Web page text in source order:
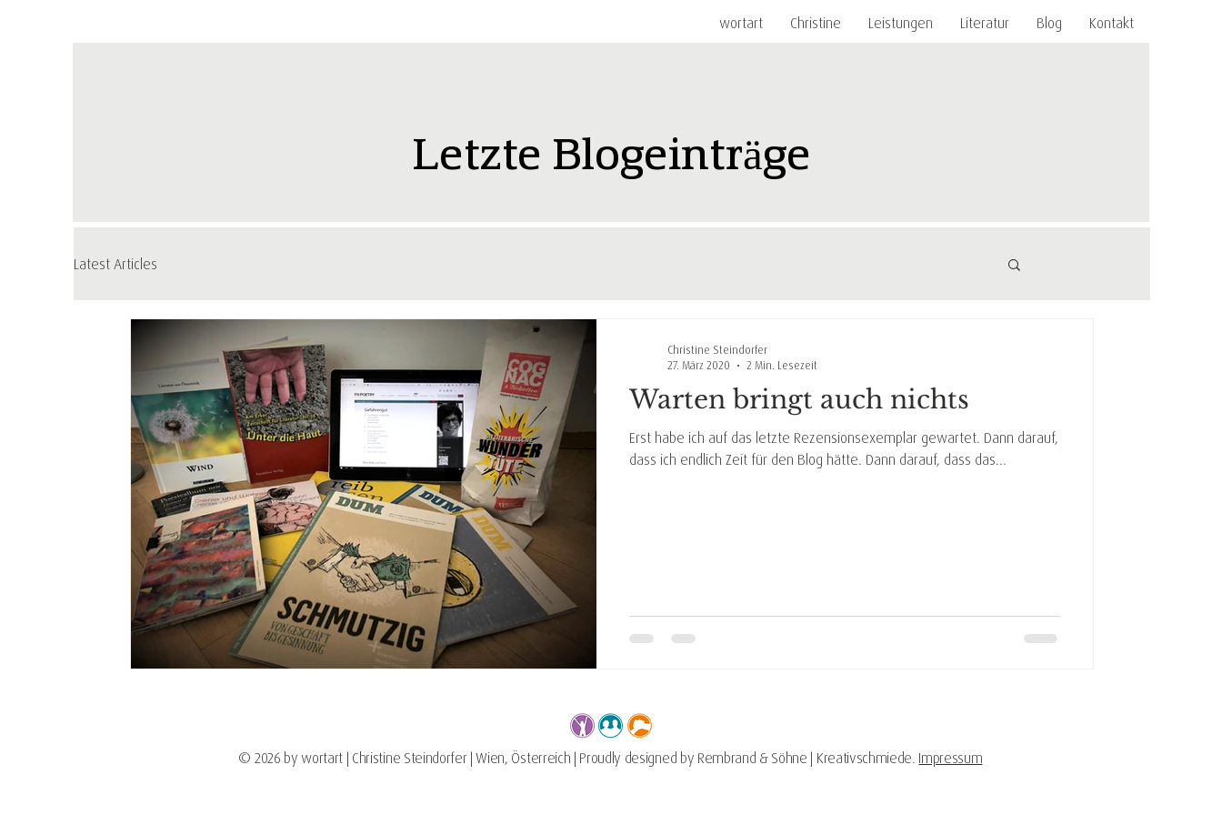
wortart Christine Leistungen Literatur Blog Kontakt
Letzte Blogeinträge
Latest Articles
Warten bringt auch nichts
Erst habe ich auf das letzte Rezensionsexemplar gewartet. Dann darauf,
dass ich endlich Zeit für den Blog hätte. Dann darauf, dass das...
Christine Steindorfer
27. März 2020
2 Min. Lesezeit
© 2026 by wortart | Christine Steindorfer | Wien, Österreich | Proudly designed by Rembrand & Söhne | Kreativschmiede. Impressum